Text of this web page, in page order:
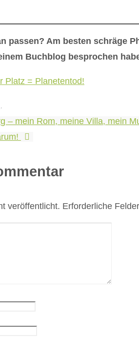
passen? Am besten schräge
Buchblog besprochen
Platz = Planetentod!
.
– mein Rom, meine Villa, mein
veröffentlicht. Erforderliche